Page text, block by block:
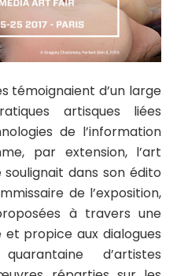
témoignaient d’un large
artisques liées
de l’information
par extension, l’art
dans son édito
de l’exposition,
à travers une
propice aux dialogues
d’artistes